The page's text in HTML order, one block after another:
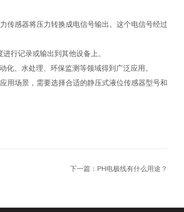
感器将压力转换成电信号输出。这个电信号经过
行记录或输出到其他设备上。
、水处理、环保监测等领域得到广泛应用。
场景，需要选择合适的静压式液位传感器型号和
下一篇： PH电极线有什么用途？